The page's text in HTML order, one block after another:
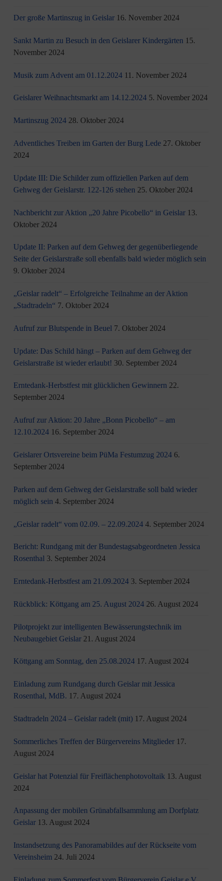
Der große Martinszug in Geislar 16. November 2024
Sankt Martin zu Besuch in den Geislarer Kindergärten 15.
November 2024
Musik zum Advent am 01.12.2024 11. November 2024
Geislarer Weihnachtsmarkt am 14.12.2024 5. November 2024
Martinszug 2024 28. Oktober 2024
Adventliches Treiben im Garten der Burg Lede 27. Oktober
2024
Update III: Die Schilder zum offiziellen Parken auf dem
Gehweg der Geislarstr. 122-126 stehen 25. Oktober 2024
Nachbericht zur Aktion „20 Jahre Picobello“ in Geislar 13.
Oktober 2024
Update II: Parken auf dem Gehweg der gegenüberliegende
Seite der Geislarstraße soll ebenfalls bald wieder möglich sein
9. Oktober 2024
„Geislar radelt“ – Erfolgreiche Teilnahme an der Aktion
„Stadtradeln“ 7. Oktober 2024
Aufruf zur Blutspende in Beuel 7. Oktober 2024
Update: Das Schild hängt – Parken auf dem Gehweg der
Geislarstraße ist wieder erlaubt! 30. September 2024
Erntedank-Herbstfest mit glücklichen Gewinnern 22.
September 2024
Aufruf zur Aktion: 20 Jahre „Bonn Picobello“ – am
12.10.2024 16. September 2024
Geislarer Ortsvereine beim PüMa Festumzug 2024 6.
September 2024
Parken auf dem Gehweg der Geislarstraße soll bald wieder
möglich sein 4. September 2024
„Geislar radelt“ vom 02.09. – 22.09.2024 4. September 2024
Bericht: Rundgang mit der Bundestagsabgeordneten Jessica
Rosenthal 3. September 2024
Erntedank-Herbstfest am 21.09.2024 3. September 2024
Rückblick: Köttgang am 25. August 2024 26. August 2024
Pilotprojekt zur intelligenten Bewässerungstechnik im
Neubaugebiet Geislar 21. August 2024
Köttgang am Sonntag, den 25.08.2024 17. August 2024
Einladung zum Rundgang durch Geislar mit Jessica
Rosenthal, MdB. 17. August 2024
Stadtradeln 2024 – Geislar radelt (mit) 17. August 2024
Sommerliches Treffen der Bürgervereins Mitglieder 17.
August 2024
Geislar hat Potenzial für Freiflächenphotovoltaik 13. August
2024
Anpassung der mobilen Grünabfallsammlung am Dorfplatz
Geislar 13. August 2024
Instandsetzung des Panoramabildes auf der Rückseite vom
Vereinsheim 24. Juli 2024